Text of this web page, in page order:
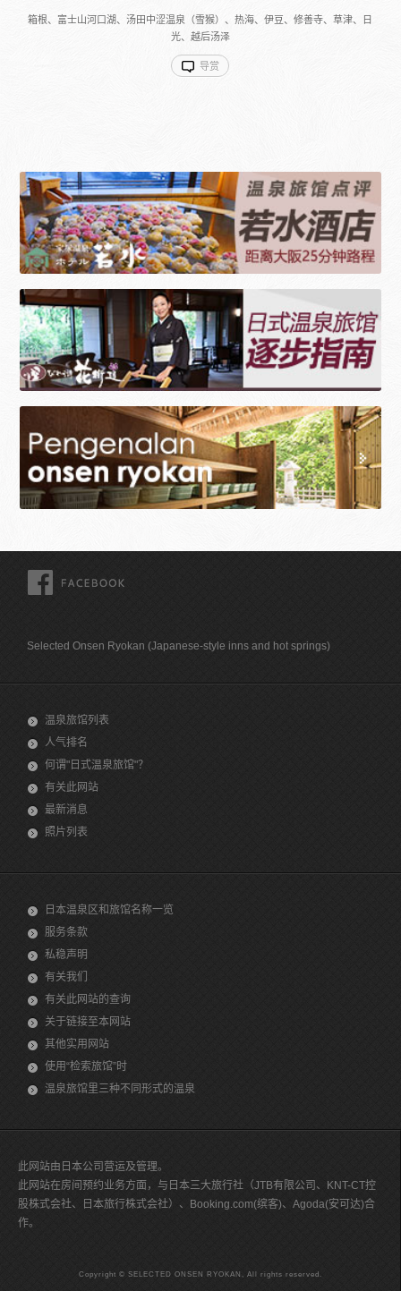
箱根、富士山河口湖、汤田中涩温泉（雪猴）、热海、伊豆、修善寺、草津、日
光、越后汤泽
导赏
Selected Onsen Ryokan (Japanese-style inns and hot springs)
温泉旅馆列表
人气排名
何谓"日式温泉旅馆"？
有关此网站
最新消息
照片列表
日本温泉区和旅馆名称一览
服务条款
私稳声明
有关我们
有关此网站的查询
关于链接至本网站
其他实用网站
使用“检索旅馆”时
温泉旅馆里三种不同形式的温泉
此网站由日本公司营运及管理。
此网站在房间预约业务方面，与日本三大旅行社（JTB有限公司、KNT-CT控
股株式会社、日本旅行株式会社）、Booking.com(缤客)、Agoda(安可达)合
作。
Copyright © SELECTED ONSEN RYOKAN, All rights reserved.